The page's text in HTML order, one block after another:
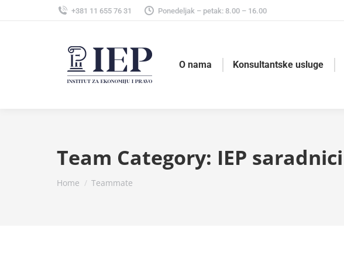
+381 11 655 76 31 Ponedeljak – petak: 8.00 – 16.00
O nama Konsultantske usluge
Team Category: IEP saradnici
You are here:
Home Teammate